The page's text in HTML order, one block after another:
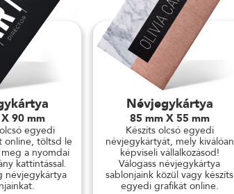
90 mm
egyedi
online, töltsd le
a nyomdai
kattintással.
névjegykártya
Névjegykártya
85 mm X 55 mm
Készíts olcsó egyedi
névjegykártyát, mely kiválóan
képviseli vállalkozásod!
Válogass névjegykártya
sablonjaink közül vagy készíts
egyedi grafikát online.